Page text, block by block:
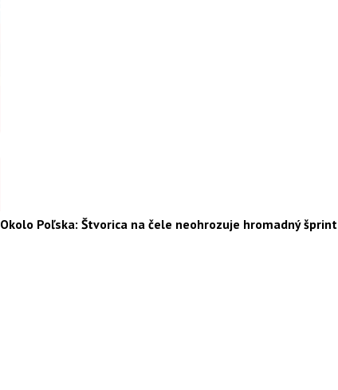
Okolo Poľska: Štvorica na čele neohrozuje hromadný šprint